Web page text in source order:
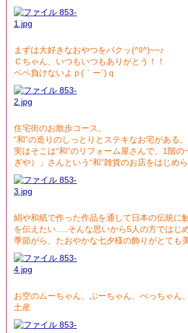
まずは大好きなおやつをパクッ(^ﾛ^)~~♪
Ｃちゃん、いつもいつもありがとう！！
ベベ負けないよｐ(｀ー´)ｑ
住宅街のお散歩コース。
“和”の造りのしっとりとステキなお宅がある。
実はそこは“和”のリフォーム屋さんで、1階
ぎや）」さんという“和”雑貨のお店をはじめ
絹や和紙で作った作品を通して日本の伝統に
を伝えたい.....そんな思いから5人の方ではじ
季節がら、たおやかな七夕様の飾りがとても
お空のムーちゃん、ぶーちゃん、べっちゃん
土産